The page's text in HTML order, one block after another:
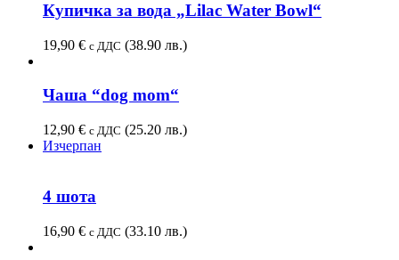
Купичка за вода „Lilac Water Bowl“
19,90 € с ДДС (38.90 лв.)
Чаша “dog mom“
12,90 € с ДДС (25.20 лв.)
Изчерпан
4 шота
16,90 € с ДДС (33.10 лв.)